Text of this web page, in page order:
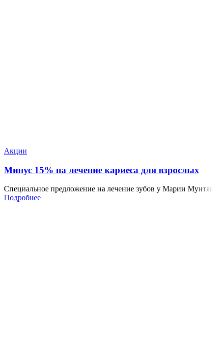
Акции
Минус 15% на лечение кариеса для взрослых
Специальное предложение на лечение зубов у Марии Мунтян
Подробнее